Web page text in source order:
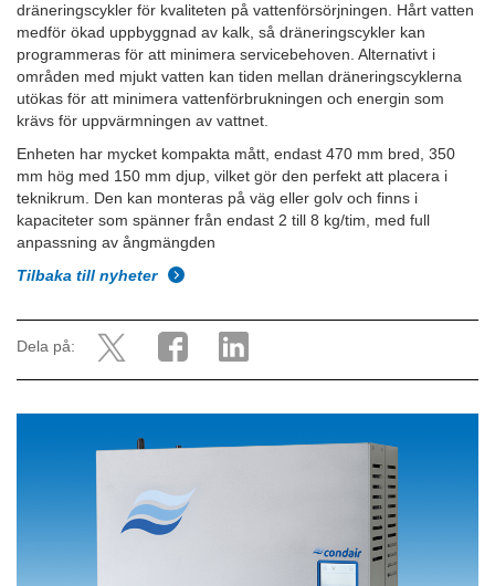
dräneringscykler för kvaliteten på vattenförsörjningen. Hårt vatten
medför ökad uppbyggnad av kalk, så dräneringscykler kan
programmeras för att minimera servicebehoven. Alternativt i
områden med mjukt vatten kan tiden mellan dräneringscyklerna
utökas för att minimera vattenförbrukningen och energin som
krävs för uppvärmningen av vattnet.
Enheten har mycket kompakta mått, endast 470 mm bred, 350
mm hög med 150 mm djup, vilket gör den perfekt att placera i
teknikrum. Den kan monteras på väg eller golv och finns i
kapaciteter som spänner från endast 2 till 8 kg/tim, med full
anpassning av ångmängden
Tilbaka till nyheter
Dela på: